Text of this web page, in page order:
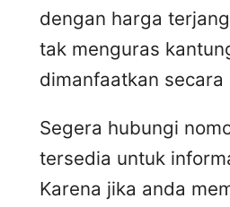
dengan harga
tak menguras
dimanfaatkan secara
Segera hubungi
tersedia untuk
Karena jika anda